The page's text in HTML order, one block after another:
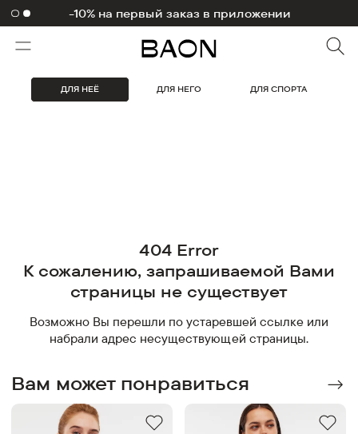
-10% на первый заказ в приложении
ДЛЯ НЕЁ ДЛЯ НЕГО ДЛЯ СПОРТА
404 Error
К сожалению, запрашиваемой Вами
страницы не существует
Возможно Вы перешли по устаревшей ссылке или
набрали адрес несуществующей страницы.
Вам может понравиться